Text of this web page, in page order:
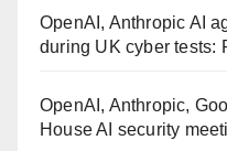
OpenAI, Anthropic AI
during UK cyber tests:
OpenAI, Anthropic,
House AI security